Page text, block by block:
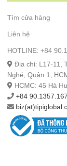
Tìm cửa hàng
Liên hệ
HOTLINE: +84
Địa chỉ: L17-11,
Nghé, Quận 1,
HCMC: 45 Hà
+84 90.1357.167